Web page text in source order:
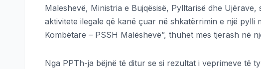
Maleshevë, Ministria e Bujqësisë, Pylltarisë dhe
aktivitete ilegale që kanë çuar në shkatërrimin e një
Kombëtare – PSSH Malëshevë”, thuhet mes tjerash në
Nga PPTh-ja bëjnë të ditur se si rezultat i veprimeve të